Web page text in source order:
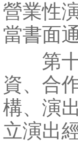
營業性
當書面
第十
資、合
構、演
立演出